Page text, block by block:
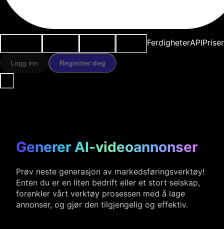
FerdigheterAPIPriser
Logg inn Registrer deg
Generer AI-videoannonser
Prøv neste generasjon av markedsføringsverktøy!
Enten du er en liten bedrift eller et stort selskap,
forenkler vårt verktøy prosessen med å lage
annonser, og gjør den tilgjengelig og effektiv.